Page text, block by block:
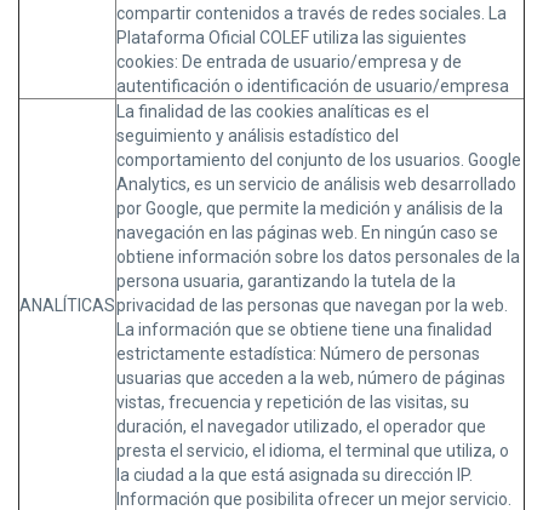
compartir contenidos a través de redes sociales. La
Plataforma Oficial COLEF utiliza las siguientes
cookies: De entrada de usuario/empresa y de
autentificación o identificación de usuario/empresa
ANALÍTICAS
La finalidad de las cookies analíticas es el
seguimiento y análisis estadístico del
comportamiento del conjunto de los usuarios. Google
Analytics, es un servicio de análisis web desarrollado
por Google, que permite la medición y análisis de la
navegación en las páginas web. En ningún caso se
obtiene información sobre los datos personales de la
persona usuaria, garantizando la tutela de la
privacidad de las personas que navegan por la web.
La información que se obtiene tiene una finalidad
estrictamente estadística: Número de personas
usuarias que acceden a la web, número de páginas
vistas, frecuencia y repetición de las visitas, su
duración, el navegador utilizado, el operador que
presta el servicio, el idioma, el terminal que utiliza, o
la ciudad a la que está asignada su dirección IP.
Información que posibilita ofrecer un mejor servicio.